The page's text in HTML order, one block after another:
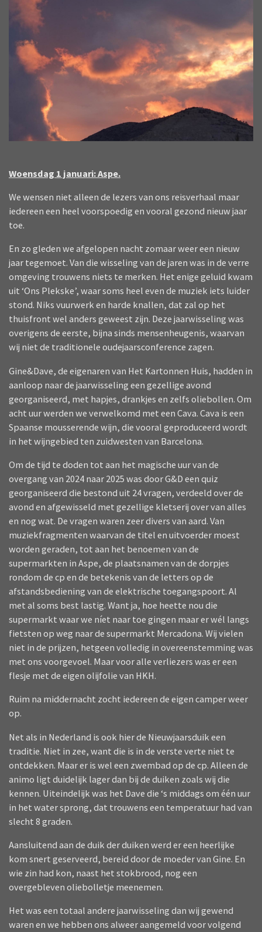
Woensdag 1 januari: Aspe.
We wensen niet alleen de lezers van ons reisverhaal maar
iedereen een heel voorspoedig en vooral gezond nieuw jaar
toe.
En zo gleden we afgelopen nacht zomaar weer een nieuw
jaar tegemoet. Van die wisseling van de jaren was in de verre
omgeving trouwens niets te merken. Het enige geluid kwam
uit ‘Ons Plekske’, waar soms heel even de muziek iets luider
stond. Niks vuurwerk en harde knallen, dat zal op het
thuisfront wel anders geweest zijn. Deze jaarwisseling was
overigens de eerste, bijna sinds mensenheugenis, waarvan
wij niet de traditionele oudejaarsconference zagen.
Gine&Dave, de eigenaren van Het Kartonnen Huis, hadden in
aanloop naar de jaarwisseling een gezellige avond
georganiseerd, met hapjes, drankjes en zelfs oliebollen. Om
acht uur werden we verwelkomd met een Cava. Cava is een
Spaanse mousserende wijn, die vooral geproduceerd wordt
in het wijngebied ten zuidwesten van Barcelona.
Om de tijd te doden tot aan het magische uur van de
overgang van 2024 naar 2025 was door G&D een quiz
georganiseerd die bestond uit 24 vragen, verdeeld over de
avond en afgewisseld met gezellige kletserij over van alles
en nog wat. De vragen waren zeer divers van aard. Van
muziekfragmenten waarvan de titel en uitvoerder moest
worden geraden, tot aan het benoemen van de
supermarkten in Aspe, de plaatsnamen van de dorpjes
rondom de cp en de betekenis van de letters op de
afstandsbediening van de elektrische toegangspoort. Al
met al soms best lastig. Want ja, hoe heette nou die
supermarkt waar we níet naar toe gingen maar er wél langs
fietsten op weg naar de supermarkt Mercadona. Wij vielen
niet in de prijzen, hetgeen volledig in overeenstemming was
met ons voorgevoel. Maar voor alle verliezers was er een
flesje met de eigen olijfolie van HKH.
Ruim na middernacht zocht iedereen de eigen camper weer
op.
Net als in Nederland is ook hier de Nieuwjaarsduik een
traditie. Niet in zee, want die is in de verste verte niet te
ontdekken. Maar er is wel een zwembad op de cp. Alleen de
animo ligt duidelijk lager dan bij de duiken zoals wij die
kennen. Uiteindelijk was het Dave die ‘s middags om één uur
in het water sprong, dat trouwens een temperatuur had van
slecht 8 graden.
Aansluitend aan de duik der duiken werd er een heerlijke
kom snert geserveerd, bereid door de moeder van Gine. En
wie zin had kon, naast het stokbrood, nog een
overgebleven oliebolletje meenemen.
Het was een totaal andere jaarwisseling dan wij gewend
waren en we hebben ons alweer aangemeld voor volgend